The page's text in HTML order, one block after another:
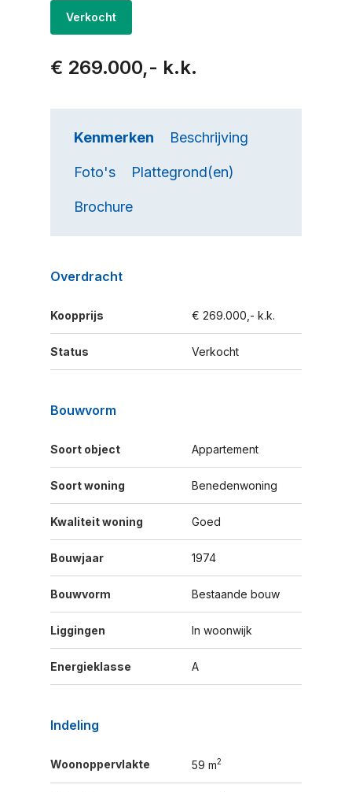
Verkocht
€ 269.000,- k.k.
Kenmerken Beschrijving
Foto's Plattegrond(en)
Brochure
Overdracht
Koopprijs € 269.000,- k.k.
Status Verkocht
Bouwvorm
Soort object Appartement
Soort woning Benedenwoning
Kwaliteit woning Goed
Bouwjaar 1974
Bouwvorm Bestaande bouw
Liggingen In woonwijk
Energieklasse A
Indeling
Woonoppervlakte 59 m2